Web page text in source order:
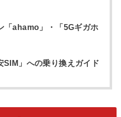
「ahamo」・「5Gギガホ
SIM」への乗り換えガイド